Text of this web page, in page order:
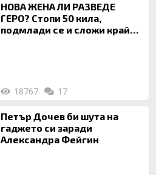
НОВА ЖЕНА ЛИ РАЗВЕДЕ
ГЕРО? Стопи 50 кила,
подмлади се и сложи край
18767 17
Петър Дочев би шута на
гаджето си заради
Александра Фейгин